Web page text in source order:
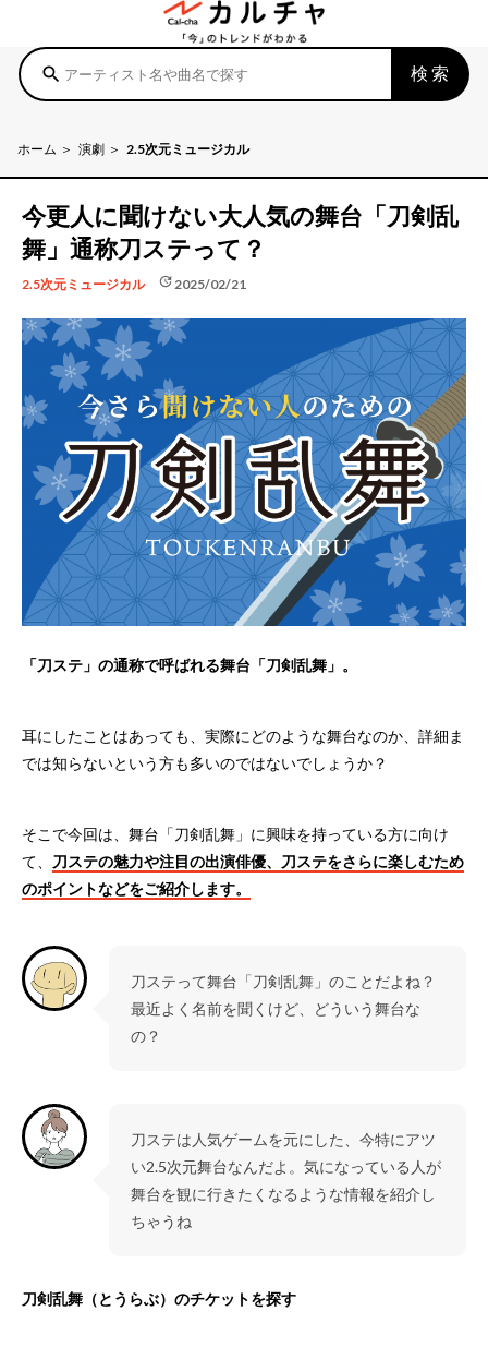
search 検索
ホーム 演劇 2.5次元ミュージカル
今更人に聞けない大人気の舞台「刀剣乱
舞」通称刀ステって？
2.5次元ミュージカル update 2025/02/21
「刀ステ」の通称で呼ばれる舞台「刀剣乱舞」。
耳にしたことはあっても、実際にどのような舞台なのか、詳細ま
では知らないという方も多いのではないでしょうか？
そこで今回は、舞台「刀剣乱舞」に興味を持っている方に向け
て、 刀ステの魅力や注目の出演俳優、刀ステをさらに楽しむため
のポイントなどをご紹介します。
刀ステって舞台「刀剣乱舞」のことだよね？
最近よく名前を聞くけど、どういう舞台な
の？
刀ステは人気ゲームを元にした、今特にアツ
い2.5次元舞台なんだよ。気になっている人が
舞台を観に行きたくなるような情報を紹介し
ちゃうね
刀剣乱舞（とうらぶ）のチケットを探す